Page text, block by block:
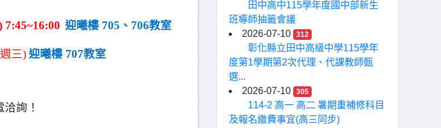
7:45~16:00 迎曦樓 705、706教室
三)迎曦樓 707教室
詢！
田中高中115學年度國中部新生
班導師抽籤會議
2026-07-10
312
彰化縣立田中高級中學115學年
度第1學期第2次代理、代課教師甄
選...
2026-07-10
305
114-2 高一 高二 暑期重補修科目
及報名繳費事宜(高三同步)